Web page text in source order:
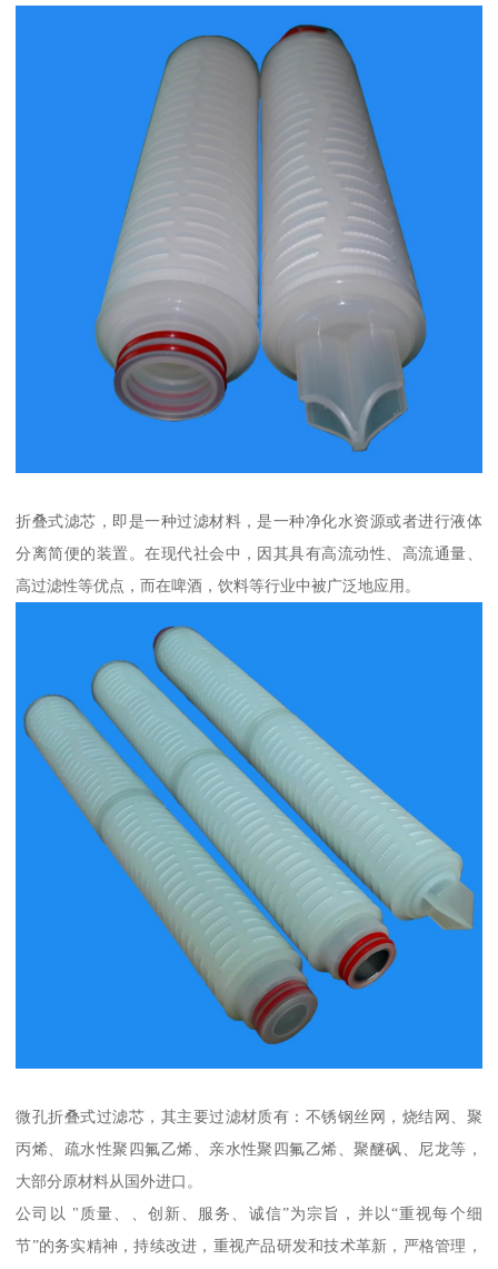
折叠式滤芯，即是一种过滤材料，是一种净化水资源或者进行液体
分离简便的装置。在现代社会中，因其具有高流动性、高流通量、
高过滤性等优点，而在啤酒，饮料等行业中被广泛地应用。
微孔折叠式过滤芯，其主要过滤材质有：不锈钢丝网，烧结网、聚
丙烯、疏水性聚四氟乙烯、亲水性聚四氟乙烯、聚醚砜、尼龙等，
大部分原材料从国外进口。
公司以 "质量、、创新、服务、诚信”为宗旨，并以“重视每个细
节”的务实精神，持续改进，重视产品研发和技术革新，严格管理，